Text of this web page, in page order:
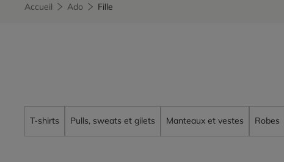
Accueil Ado Fille
T-shirts Pulls, sweats et gilets Manteaux et vestes Robes